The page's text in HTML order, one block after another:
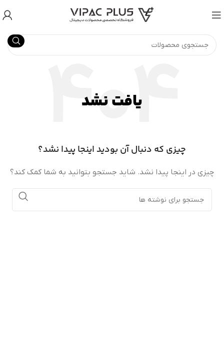
یافت نشد
چیزی که دنبال آن بودید اینجا پیدا نشد؟
چیزی در اینجا پیدا نشد. شاید جستجو بتوانید به شما کمک کند؟